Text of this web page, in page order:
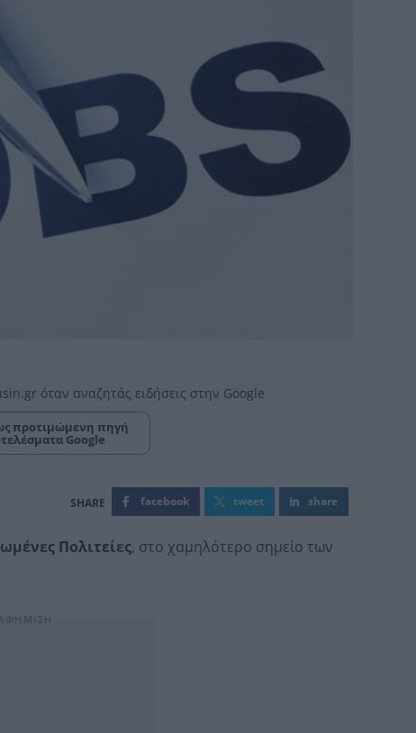
όταν αναζητάς ειδήσεις στην Google
προτιμώμενη πηγή
Google
facebook tweet share
Πολιτείες, στο χαμηλότερο σημείο των